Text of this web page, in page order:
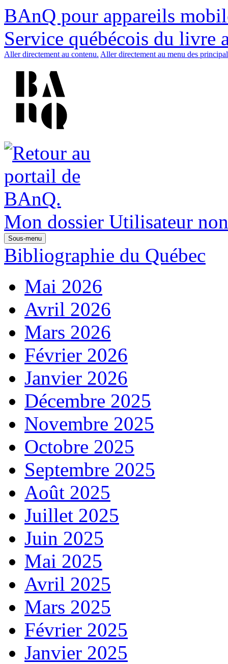
BAnQ pour appareils
Service québécois du livre
Aller directement au contenu. Aller directement au menu des
Mon dossier Utilisateur
Sous-menu
Bibliographie du Québec
Mai 2026
Avril 2026
Mars 2026
Février 2026
Janvier 2026
Décembre 2025
Novembre 2025
Octobre 2025
Septembre 2025
Août 2025
Juillet 2025
Juin 2025
Mai 2025
Avril 2025
Mars 2025
Février 2025
Janvier 2025